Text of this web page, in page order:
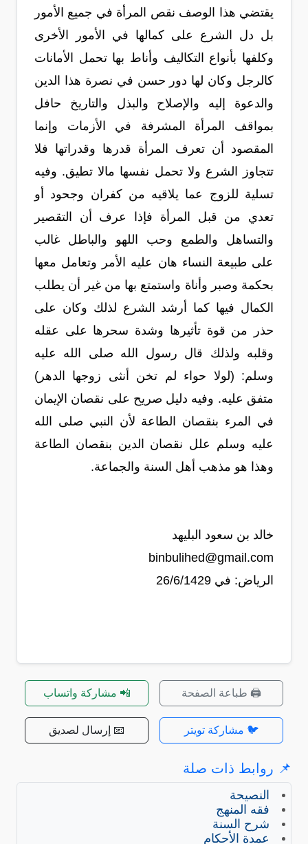
يقتضي هذا الوصف نقص المرأة في جميع الأمور
بل دل الشرع على كمالها في الأمور الأخرى
وكلفها بأنواع التكاليف وأناط بها تحمل الأمانات
كالرجل وكان لها دور حسن في نصرة هذا الدين
والدعوة إليه والإصلاح والبذل والتاريخ حافل
بمواقف المرأة المشرفة في الأزمات وإنما
المقصود أن تعرف المرأة قدرها وقدراتها فلا
تتجاوز الشرع ولا تحمل نفسها مالا تطيق. وفيه
تسلية للزوج عما يلاقيه من كفران وجحود أو
تعدي من قبل المرأة فإذا عرف أن التقصير
والتساهل والطمع وحب اللهو والباطل غالب
على طبيعة النساء هان عليه الأمر وتعامل معها
بحكمة وصبر وأناة واستمتع بها من غير أن يطلب
الكمال فيها كما أرشد الشرع لذلك وكان على
حذر من قوة تأثيرها وشدة سحرها على عقله
وقلبه ولذلك قال رسول الله صلى الله عليه
وسلم: (لولا حواء لم تخن أنثى زوجها الدهر)
متفق عليه. وفيه دليل صريح على نقصان الإيمان
في المرء بنقصان الطاعة لأن النبي صلى الله
عليه وسلم علل نقصان الدين بنقصان الطاعة
وهذا هو مذهب أهل السنة والجماعة.
خالد بن سعود البليهد
binbulihed@gmail.com
الرياض: في 26/6/1429
🖨️ طباعة الصفحة 📲 مشاركة واتساب
🐦 مشاركة تويتر 📧 إرسال لصديق
📌 روابط ذات صلة
النصيحة
فقه المنهج
شرح السنة
عمدة الأحكام